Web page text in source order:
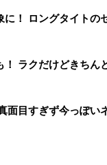
に！ ロングタイトの
！ ラクだけどきちん
面目すぎず今っぽい